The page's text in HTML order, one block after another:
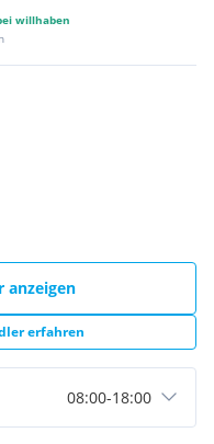
willhaben
anzeigen
erfahren
08:00-18:00